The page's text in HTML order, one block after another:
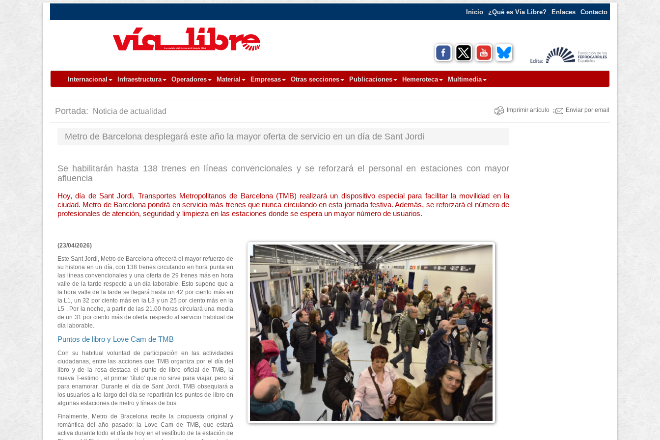
Inicio ¿Qué es Vía Libre? Enlaces Contacto
Internacional Infraestructura Operadores Material Empresas Otras secciones Publicaciones Hemeroteca Multimedia
Portada: Noticia de actualidad Imprimir artículo Enviar por email
Metro de Barcelona desplegará este año la mayor oferta de servicio en un día de Sant Jordi
Se habilitarán hasta 138 trenes en líneas convencionales y se reforzará el personal en estaciones con mayor
afluencia
Hoy, día de Sant Jordi, Transportes Metropolitanos de Barcelona (TMB) realizará un dispositivo especial para facilitar la movilidad en la
ciudad. Metro de Barcelona pondrá en servicio más trenes que nunca circulando en esta jornada festiva. Además, se reforzará el número de
profesionales de atención, seguridad y limpieza en las estaciones donde se espera un mayor número de usuarios.
(23/04/2026)
Este Sant Jordi, Metro de Barcelona ofrecerá el mayor refuerzo de
su historia en un día, con 138 trenes circulando en hora punta en
las líneas convencionales y una oferta de 29 trenes más en hora
valle de la tarde respecto a un día laborable. Esto supone que a
la hora valle de la tarde se llegará hasta un 42 por ciento más en
la L1, un 32 por ciento más en la L3 y un 25 por ciento más en la
L5 . Por la noche, a partir de las 21.00 horas circulará una media
de un 31 por ciento más de oferta respecto al servicio habitual de
día laborable.
Puntos de libro y Love Cam de TMB
Con su habitual voluntad de participación en las actividades
ciudadanas, entre las acciones que TMB organiza por el día del
libro y de la rosa destaca el punto de libro oficial de TMB, la
nueva T-estimo , el primer 'título' que no sirve para viajar, pero sí
para enamorar. Durante el día de Sant Jordi, TMB obsequiará a
los usuarios a lo largo del día se repartirán los puntos de libro en
algunas estaciones de metro y líneas de bus.
Finalmente, Metro de Bracelona repite la propuesta original y
romántica del año pasado: la Love Cam de TMB, que estará
activa durante todo el día de hoy en el vestíbulo de la estación de